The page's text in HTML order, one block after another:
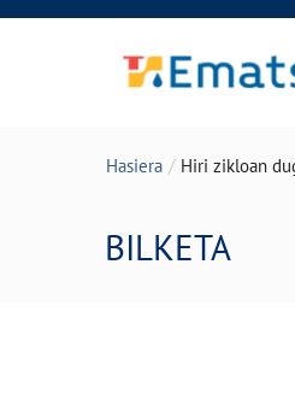
Hasiera Hiri zikloan
BILKETA